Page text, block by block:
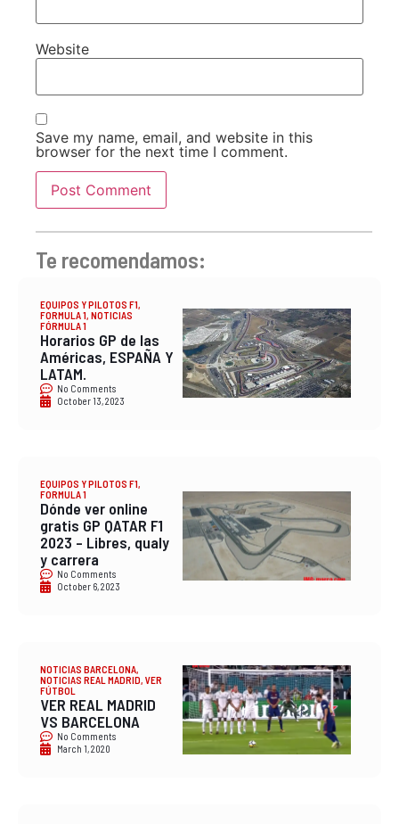
Website
Save my name, email, and website in this
browser for the next time I comment.
Te recomendamos:
EQUIPOS Y PILOTOS F1,
FORMULA 1, NOTICIAS
FÓRMULA 1
Horarios GP de las
Américas, ESPAÑA Y
LATAM.
No Comments
October 13, 2023
EQUIPOS Y PILOTOS F1,
FORMULA 1
Dónde ver online
gratis GP QATAR F1
2023 – Libres, qualy
y carrera
No Comments
October 6, 2023
NOTICIAS BARCELONA,
NOTICIAS REAL MADRID, VER
FÚTBOL
VER REAL MADRID
VS BARCELONA
No Comments
March 1, 2020